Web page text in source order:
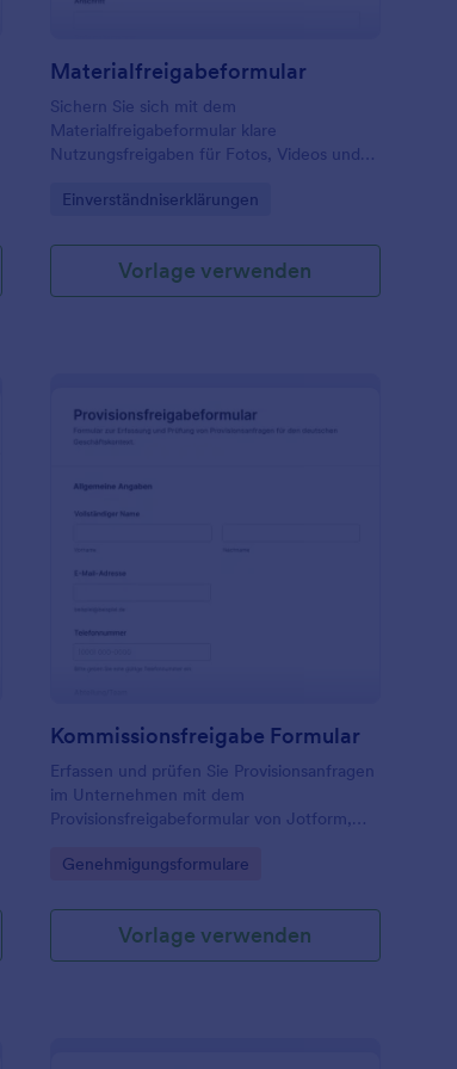
Materialfreigabeformular
Sichern Sie sich mit dem
Materialfreigabeformular klare
Nutzungsfreigaben für Fotos, Videos und
erfassung in Jotform für Teams aus
Projektarbeit.
Go to Category:
Einverständniserklärungen
Vorlage verwenden
Kommissionsfreigabe Formular
Erfassen und prüfen Sie Provisionsanfragen
im Unternehmen mit dem
Provisionsfreigabeformular von Jotform,
dokumentieren, Zuständigkeiten klären und
vereinheitlichen können.
Go to Category:
Genehmigungsformulare
Vorlage verwenden